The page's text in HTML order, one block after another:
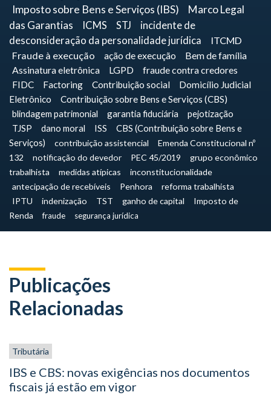
Imposto sobre Bens e Serviços (IBS)
Marco Legal
das Garantias
ICMS STJ
incidente de
desconsideração da personalidade jurídica
ITCMD
Fraude à execução
ação de execução
Bem de família
Assinatura eletrônica
LGPD fraude contra credores
FIDC Factoring Contribuição social
Domicílio Judicial
Eletrônico
Contribuição sobre Bens e Serviços (CBS)
blindagem patrimonial
garantia fiduciária
pejotização
TJSP
dano moral ISS
CBS (Contribuição sobre Bens e
Serviços)
contribuição assistencial
Emenda Constitucional nº
132
notificação do devedor PEC 45/2019
grupo econômico
trabalhista
medidas atípicas
inconstitucionalidade
antecipação de recebíveis
Penhora
reforma trabalhista
IPTU
indenização TST ganho de capital
Imposto de
Renda
fraude segurança jurídica
Publicações
Relacionadas
Tributária
IBS e CBS: novas exigências nos documentos
fiscais já estão em vigor